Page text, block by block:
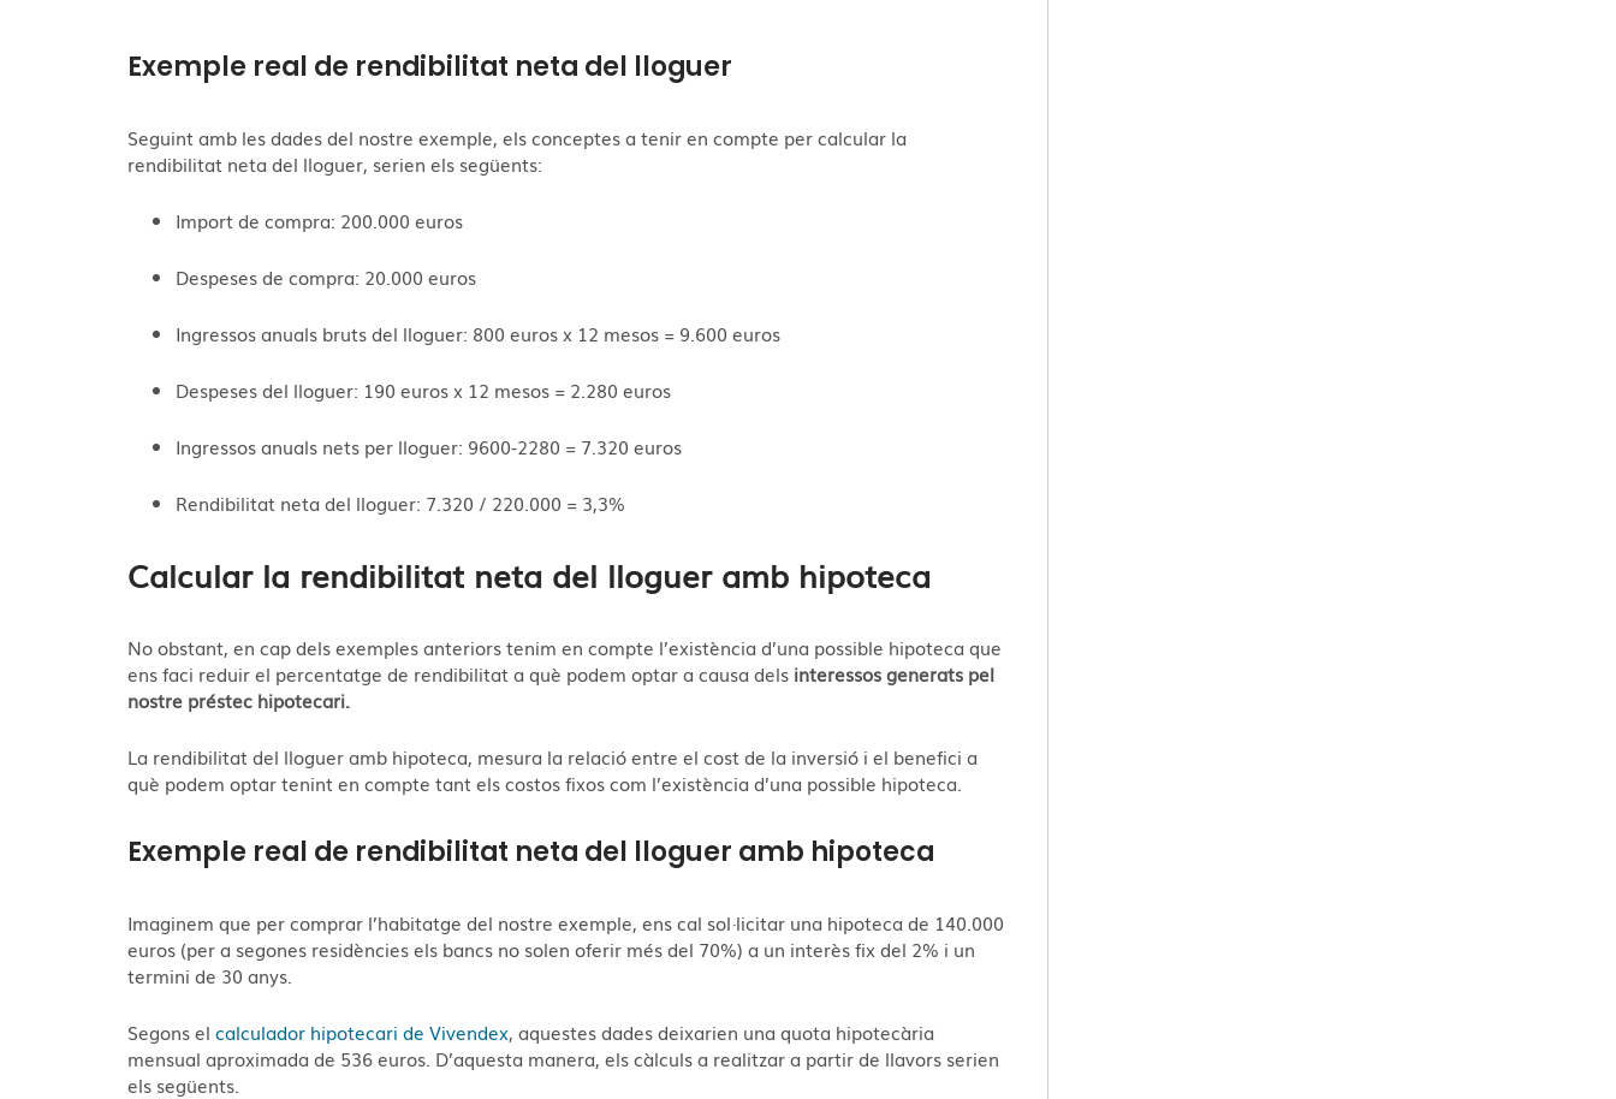
Exemple real de rendibilitat neta del lloguer
Seguint amb les dades del nostre exemple, els conceptes a tenir en compte per calcular la
rendibilitat neta del lloguer, serien els següents:
Import de compra: 200.000 euros
Despeses de compra: 20.000 euros
Ingressos anuals bruts del lloguer: 800 euros x 12 mesos = 9.600 euros
Despeses del lloguer: 190 euros x 12 mesos = 2.280 euros
Ingressos anuals nets per lloguer: 9600-2280 = 7.320 euros
Rendibilitat neta del lloguer: 7.320 / 220.000 = 3,3%
Calcular la rendibilitat neta del lloguer amb hipoteca
No obstant, en cap dels exemples anteriors tenim en compte l’existència d’una possible hipoteca que
ens faci reduir el percentatge de rendibilitat a què podem optar a causa dels interessos generats pel
nostre préstec hipotecari.
La rendibilitat del lloguer amb hipoteca, mesura la relació entre el cost de la inversió i el benefici a
què podem optar tenint en compte tant els costos fixos com l’existència d’una possible hipoteca.
Exemple real de rendibilitat neta del lloguer amb hipoteca
Imaginem que per comprar l’habitatge del nostre exemple, ens cal sol·licitar una hipoteca de 140.000
euros (per a segones residències els bancs no solen oferir més del 70%) a un interès fix del 2% i un
termini de 30 anys.
Segons elcalculador hipotecari de Vivendex, aquestes dades deixarien una quota hipotecària
mensual aproximada de 536 euros. D’aquesta manera, els càlculs a realitzar a partir de llavors serien
els següents.